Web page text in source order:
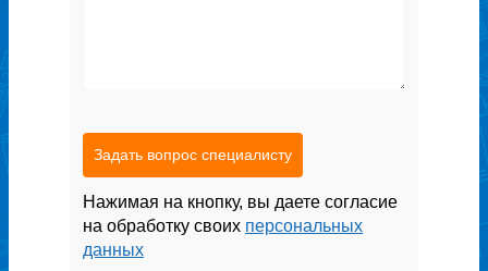
Задать вопрос специалисту
Нажимая на кнопку, вы даете согласие
на обработку своих персональных
данных